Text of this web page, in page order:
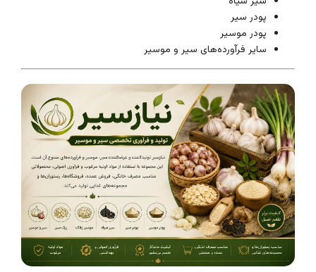
پودر سیر
پودر موسیر
سایر فرآورده‌های سیر و موسیر